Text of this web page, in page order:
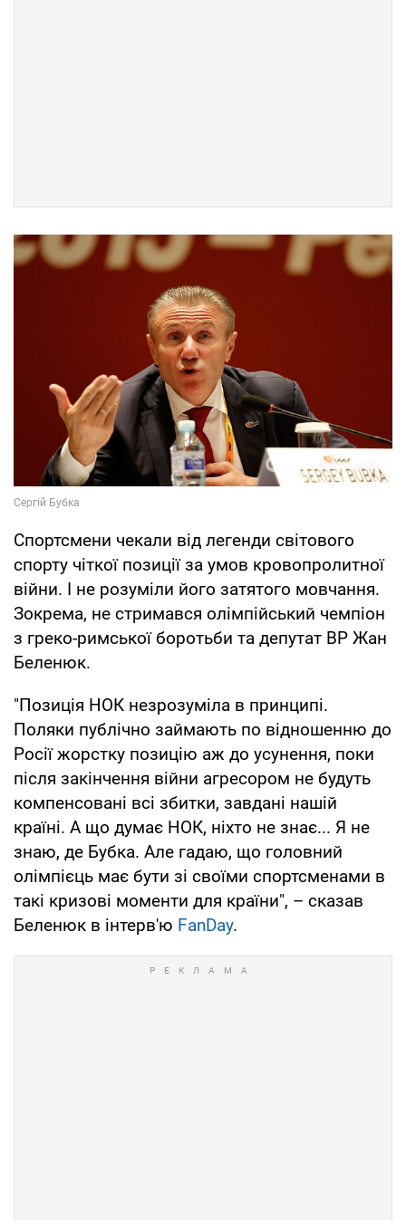
Спортсмени чекали від легенди світового
спорту чіткої позиції за умов кровопролитної
війни. І не розуміли його затятого мовчання.
Зокрема, не стримався олімпійський чемпіон
з греко-римської боротьби та депутат ВР Жан
Беленюк.
"Позиція НОК незрозуміла в принципі.
Поляки публічно займають по відношенню до
Росії жорстку позицію аж до усунення, поки
після закінчення війни агресором не будуть
компенсовані всі збитки, завдані нашій
країні. А що думає НОК, ніхто не знає... Я не
знаю, де Бубка. Але гадаю, що головний
олімпієць має бути зі своїми спортсменами в
такі кризові моменти для країни", – сказав
Беленюк в інтерв'ю FanDay.